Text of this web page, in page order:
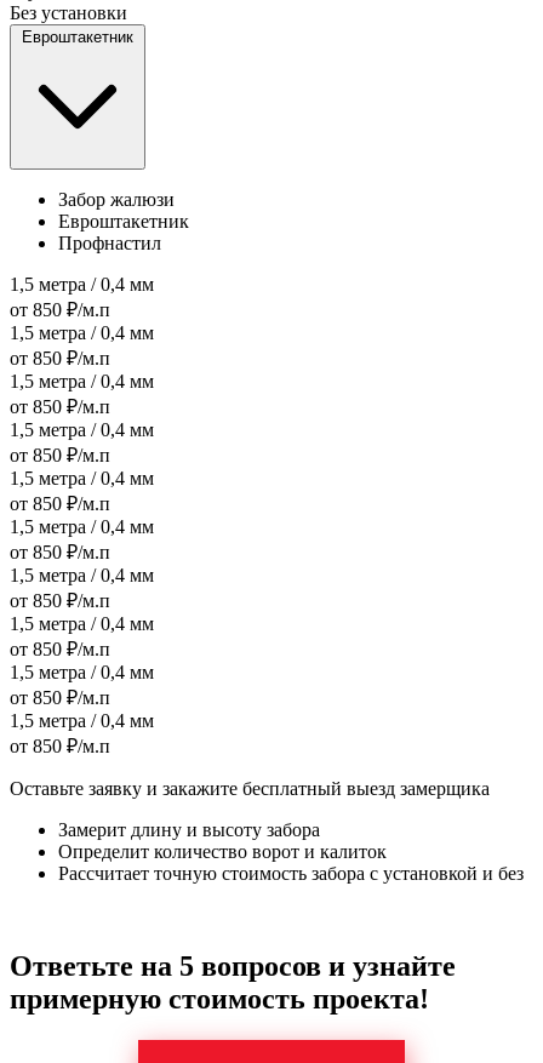
Без установки
Евроштакетник
Забор жалюзи
Евроштакетник
Профнастил
1,5 метра / 0,4 мм
от 850 ₽/м.п
1,5 метра / 0,4 мм
от 850 ₽/м.п
1,5 метра / 0,4 мм
от 850 ₽/м.п
1,5 метра / 0,4 мм
от 850 ₽/м.п
1,5 метра / 0,4 мм
от 850 ₽/м.п
1,5 метра / 0,4 мм
от 850 ₽/м.п
1,5 метра / 0,4 мм
от 850 ₽/м.п
1,5 метра / 0,4 мм
от 850 ₽/м.п
1,5 метра / 0,4 мм
от 850 ₽/м.п
1,5 метра / 0,4 мм
от 850 ₽/м.п
Оставьте заявку и закажите бесплатный выезд замерщика
Замерит длину и высоту забора
Определит количество ворот и калиток
Рассчитает точную стоимость забора с установкой и без
Ответьте на 5 вопросов и узнайте
примерную стоимость проекта!